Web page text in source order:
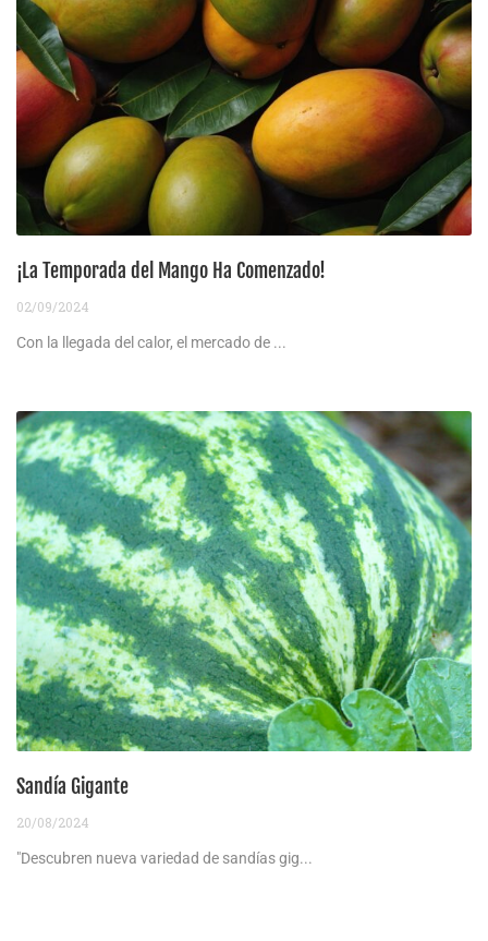
¡La Temporada del Mango Ha Comenzado!
02/09/2024
Con la llegada del calor, el mercado de ...
Sandía Gigante
20/08/2024
"Descubren nueva variedad de sandías gig...